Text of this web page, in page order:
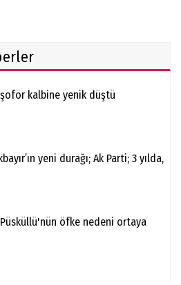
kalbine yenik düştü
yeni durağı; Ak Parti; 3 yılda,
öfke nedeni ortaya